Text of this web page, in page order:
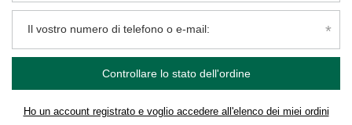
Il vostro numero di telefono o e-mail:
Controllare lo stato dell'ordine
Ho un account registrato e voglio accedere all'elenco dei miei ordini